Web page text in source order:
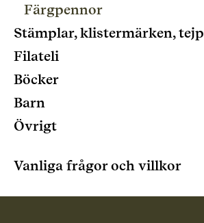
Färgpennor
Stämplar, klistermärken, tejp
Filateli
Böcker
Barn
Övrigt
Vanliga frågor och villkor